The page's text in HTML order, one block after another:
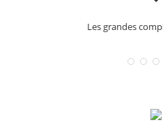
Déconstruction